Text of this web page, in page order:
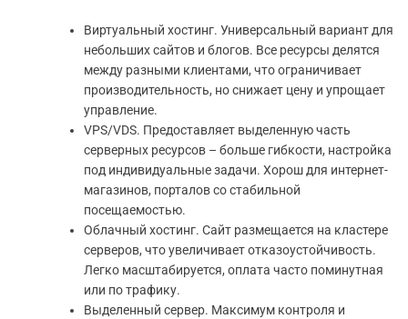
Виртуальный хостинг. Универсальный вариант для
небольших сайтов и блогов. Все ресурсы делятся
между разными клиентами, что ограничивает
производительность, но снижает цену и упрощает
управление.
VPS/VDS. Предоставляет выделенную часть
серверных ресурсов – больше гибкости, настройка
под индивидуальные задачи. Хорош для интернет-
магазинов, порталов со стабильной
посещаемостью.
Облачный хостинг. Сайт размещается на кластере
серверов, что увеличивает отказоустойчивость.
Легко масштабируется, оплата часто поминутная
или по трафику.
Выделенный сервер. Максимум контроля и